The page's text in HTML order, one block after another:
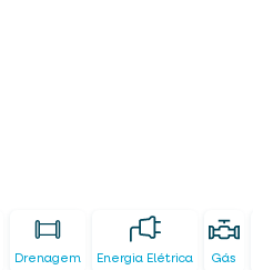
Drenagem Energia Elétrica Gás